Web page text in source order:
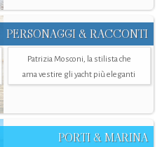
PERSONAGGI & RACCONTI
Patrizia Mosconi, la stilista che
ama vestire gli yacht più eleganti
PORTI & MARINA